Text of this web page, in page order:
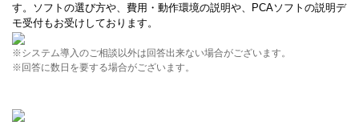
す。ソフトの選び方や、費用・動作環境の説明や、PCAソフトの説明デ
モ受付もお受けしております。
※システム導入のご相談以外は回答出来ない場合がございます。
※回答に数日を要する場合がございます。